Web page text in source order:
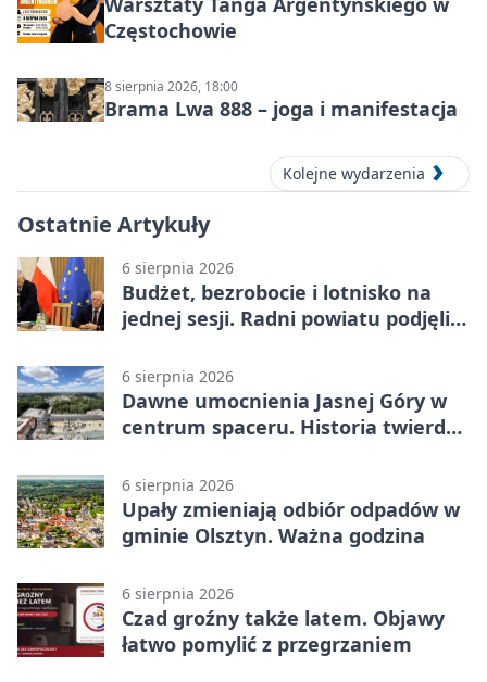
Częstochowie
8 sierpnia 2026, 18:00
Brama Lwa 888 – joga i manifestacja
Kolejne wydarzenia
Ostatnie Artykuły
6 sierpnia 2026
Budżet, bezrobocie i lotnisko na
jednej sesji. Radni powiatu podjęli
6 sierpnia 2026
Dawne umocnienia Jasnej Góry w
centrum spaceru. Historia twierdzy
6 sierpnia 2026
Upały zmieniają odbiór odpadów w
gminie Olsztyn. Ważna godzina
6 sierpnia 2026
Czad groźny także latem. Objawy
łatwo pomylić z przegrzaniem